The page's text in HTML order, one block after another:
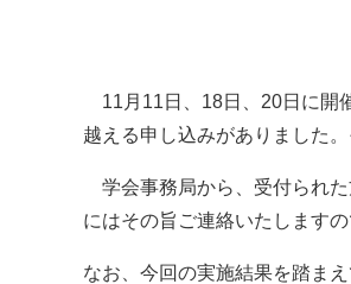
2020
11月11日、18日、20日に開
越える申し込みがありました
学会事務局から、受付られ
にはその旨ご連絡いたします
なお、今回の実施結果を踏ま